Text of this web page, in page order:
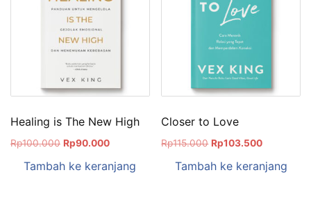
Healing is The New High
Rp100.000 Rp90.000
Tambah ke keranjang
Closer to Love
Rp115.000 Rp103.500
Tambah ke keranjang